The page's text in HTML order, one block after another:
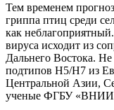
Тем временем
гриппа птиц среди
как
вируса исходит из
Дальнего Востока.
подтипов Н5/Н7 из
Центральной Азии,
ученые ФГБУ